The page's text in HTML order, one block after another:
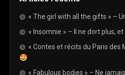
« The girl with all the gifts » –
« Insomnie » – Il ne dort plus, et
« Contes et récits du Paris des
« Fabulous bodies » – Ne